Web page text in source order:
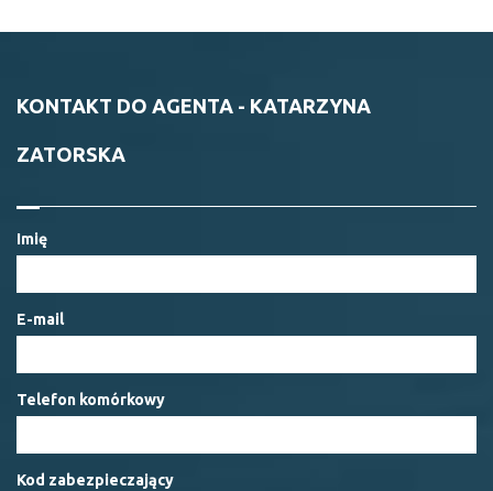
KONTAKT DO AGENTA - KATARZYNA
ZATORSKA
Imię
E-mail
Telefon komórkowy
Kod zabezpieczający